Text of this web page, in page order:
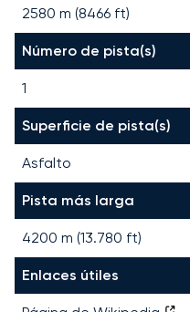
2580 m (8466 ft)
Número de pista(s)
1
Superficie de pista(s)
Asfalto
Pista más larga
4200 m (13.780 ft)
Enlaces útiles